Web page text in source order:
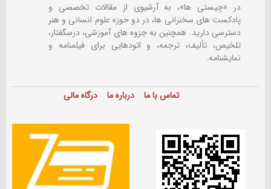
در «چیستی ها»، به آرشیوی از مقالات تخصصی و
پادکست های سخنرانی ها، در دو حوزه علوم انسانی و هنر
دسترسی دارید. همچنین به جزوه های آموزشی، درسگفتار،
تلخیص، تألیف، ترجمه، و اتودهایی برایفیلمنامه و
نمایشنامه.
تماس با ما درباره ما درگاه مالی